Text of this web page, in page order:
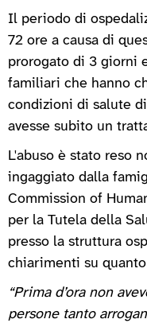
Il periodo di
72 ore a causa di
prorogato di 3 giorni
familiari che hanno
condizioni di salute
avesse subito un
L'abuso è stato reso
ingaggiato dalla
Commission of
per la Tutela della
presso la struttura
chiarimenti su
“Prima d’ora non
persone tanto